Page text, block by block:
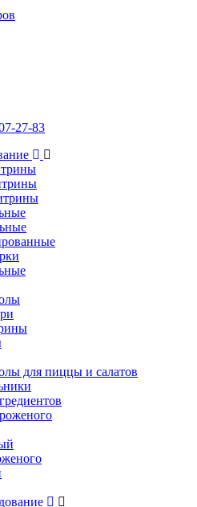
27-83
для пиццы и салатов